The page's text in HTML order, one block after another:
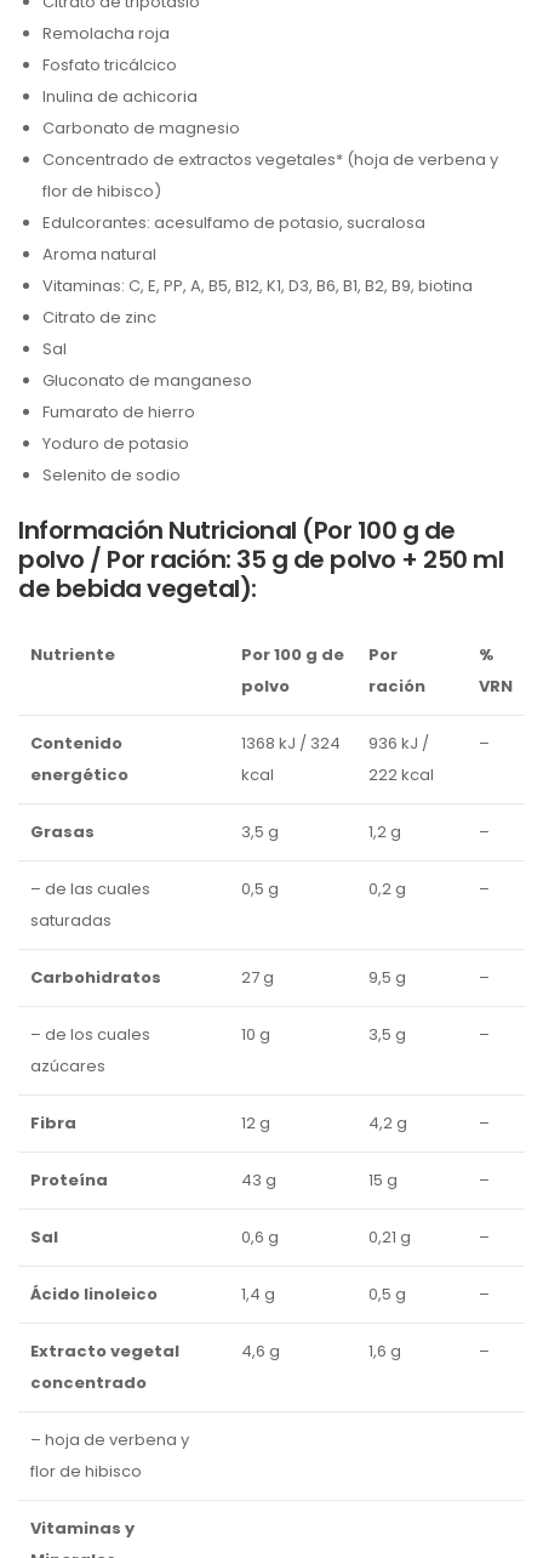
Remolacha roja
Fosfato tricálcico
Inulina de achicoria
Carbonato de magnesio
Concentrado de extractos vegetales* (hoja de verbena y
flor de hibisco)
Edulcorantes: acesulfamo de potasio, sucralosa
Aroma natural
Vitaminas: C, E, PP, A, B5, B12, K1, D3, B6, B1, B2, B9, biotina
Citrato de zinc
Sal
Gluconato de manganeso
Fumarato de hierro
Yoduro de potasio
Selenito de sodio
Información Nutricional (Por 100 g de
polvo / Por ración: 35 g de polvo + 250 ml
de bebida vegetal):
Nutriente
Por 100 g de
polvo
Por
ración
%
VRN
Contenido
energético
1368 kJ / 324
kcal
936 kJ /
222 kcal
–
Grasas 3,5 g 1,2 g –
– de las cuales
saturadas
0,5 g 0,2 g –
Carbohidratos 27 g 9,5 g –
– de los cuales
azúcares
10 g 3,5 g –
Fibra 12 g 4,2 g –
Proteína 43 g 15 g –
Sal 0,6 g 0,21 g –
Ácido linoleico 1,4 g 0,5 g –
Extracto vegetal
concentrado
4,6 g 1,6 g –
– hoja de verbena y
flor de hibisco
Vitaminas y